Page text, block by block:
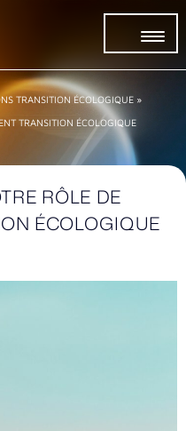
TRANSITION ÉCOLOGIQUE»
TRANSITION ÉCOLOGIQUE
RÔLE DE
ÉCOLOGIQUE